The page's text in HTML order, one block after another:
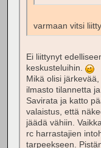
varmaan vitsi
Ei liittynyt
keskusteluihin.
Mikä olisi
ilmasto tilannetta
Savirata ja katto
valaistus, että
jäädä vähiin.
rc harrastajien
tarpeekseen.